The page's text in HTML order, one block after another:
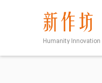
Humanity